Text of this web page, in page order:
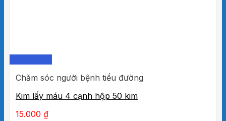
Chăm sóc người bệnh tiểu đường
Kim lấy máu 4 cạnh hộp 50 kim
15.000 ₫